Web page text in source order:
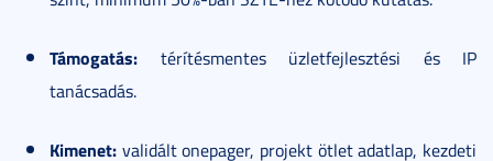
Támogatás: térítésmentes üzletfejlesztési és IP
tanácsadás.
Kimenet: validált onepager, projekt ötlet adatlap, kezdeti